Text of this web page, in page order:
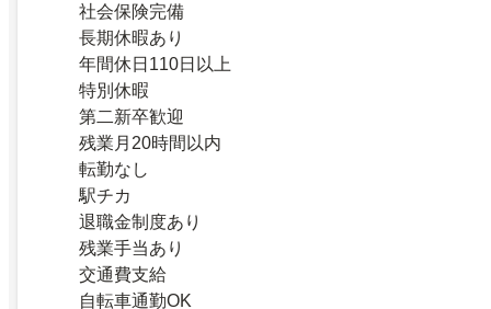
社会保険完備
長期休暇あり
年間休日110日以上
特別休暇
第二新卒歓迎
残業月20時間以内
転勤なし
駅チカ
退職金制度あり
残業手当あり
交通費支給
自転車通勤OK